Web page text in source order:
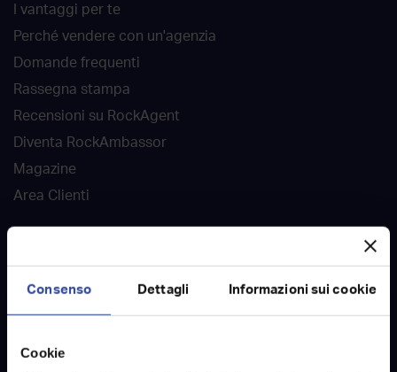
Consenso Dettagli Informazioni sui cookie
Cookie
I vantaggi per te
Perché vendere con un'agenzia
Domande frequenti
Rassegna stampa
Recensioni su RockAgent
Diventa RockAmbassor
Magazine
Area Clienti
Agenzie immobiliari
Case vendute